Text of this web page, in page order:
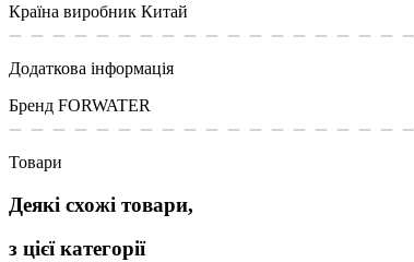
Країна виробник Китай
Додаткова інформація
Бренд FORWATER
Товари
Деякі схожі товари,
з цієї категорії